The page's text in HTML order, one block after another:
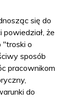
się do
powiedział, że
"troski o
sposób
pracownikom
do